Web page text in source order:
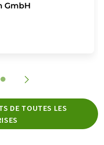
GmbH
DE TOUTES LES